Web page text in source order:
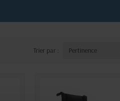
Trier par : Pertinence